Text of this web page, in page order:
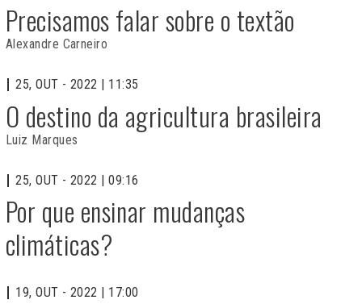
Precisamos falar sobre o textão
Alexandre Carneiro
25, OUT - 2022 | 11:35
O destino da agricultura brasileira
Luiz Marques
25, OUT - 2022 | 09:16
Por que ensinar mudanças
climáticas?
19, OUT - 2022 | 17:00